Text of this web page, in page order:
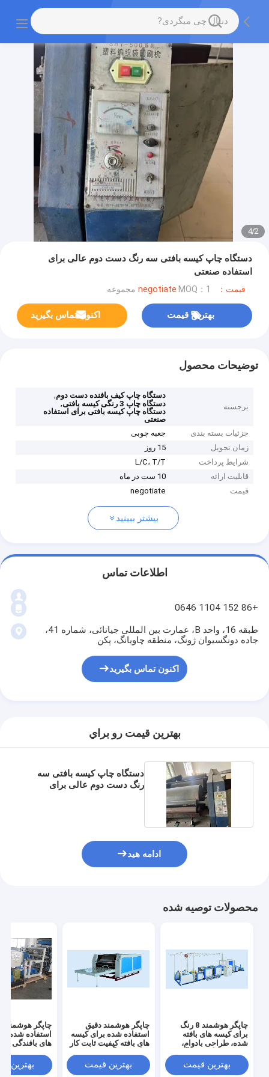
2
/
4
دستگاه چاپ کیسه بافتی سه رنگ دست دوم عالی برای
استفاده صنعتی
قیمت：negotiate MOQ：1 مجموعه
بهترین قیمت اکنون تماس بگیرید
توضیحات محصول
برجسته
دستگاه چاپ کیف بافنده دست دوم,
دستگاه چاپ 3 رنگی کیسه بافتی
,
دستگاه چاپ کیسه بافتی برای استفاده
صنعتی
جزئیات بسته بندی
جعبه چوبی
زمان تحویل
15 روز
شرایط پرداخت
L/C، T/T
قابلیت ارائه
10 ست در ماه
قیمت
negotiate
بیشتر ببینید
اطلاعات تماس
+86 152 1104 0646
طبقه 16، واحد B، عمارت بین المللی جیاتائی، شماره 41،
جاده دونگسیوان ژونگ، منطقه چاویانگ، پکن
اکنون تماس بگیرید
بهترين قيمت رو براي
دستگاه چاپ کیسه بافتی سه
رنگ دست دوم عالی برای
ادامه هید
محصولات توصیه شده
چاپگر هوشمند 8 رنگ
برای کیسه های بافته
شده، طراحی بادوام،
بهترین قیمت
چاپگر هوشمند دقیق
استفاده شده برای کیسه
های بافته کیفیت ثابت کار
بهترین قیمت
چاپگر هوشمند
استفاده شده
های بافندگی
بهترین